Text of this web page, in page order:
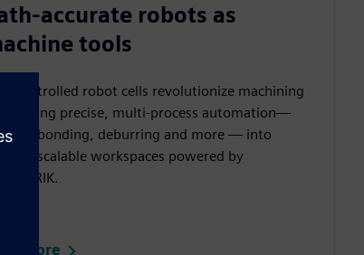
accurate robots as
tools​
controlled robot cells revolutionize machining
bringing precise, multi‑process automation—
bonding, deburring and more — into
scalable workspaces powered by
more